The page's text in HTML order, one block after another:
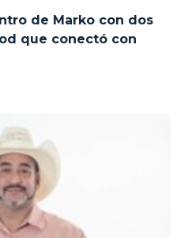
de Marko con dos
que conectó con